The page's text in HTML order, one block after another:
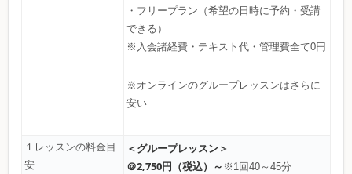
・フリープラン（希望の日時に予約・受講
できる）
※入会諸経費・テキスト代・管理費全て0円
※オンラインのグループレッスンはさらに
安い
１レッスンの料金目
安
＜グループレッスン＞
＠2,750円（税込）～ ※1回40～45分